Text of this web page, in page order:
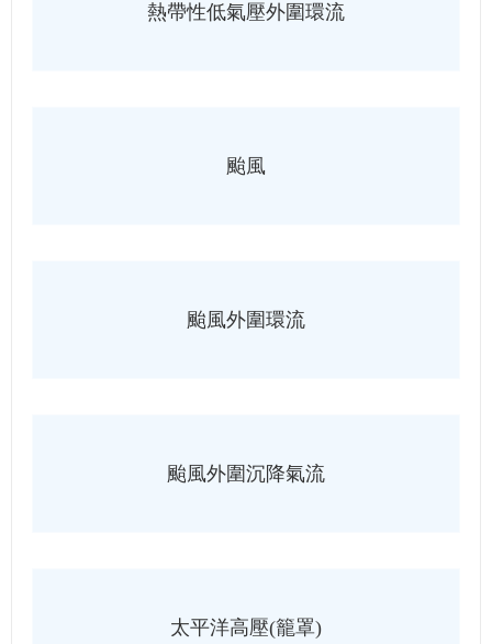
熱帶性低氣壓外圍環流
颱風
颱風外圍環流
颱風外圍沉降氣流
太平洋高壓(籠罩)